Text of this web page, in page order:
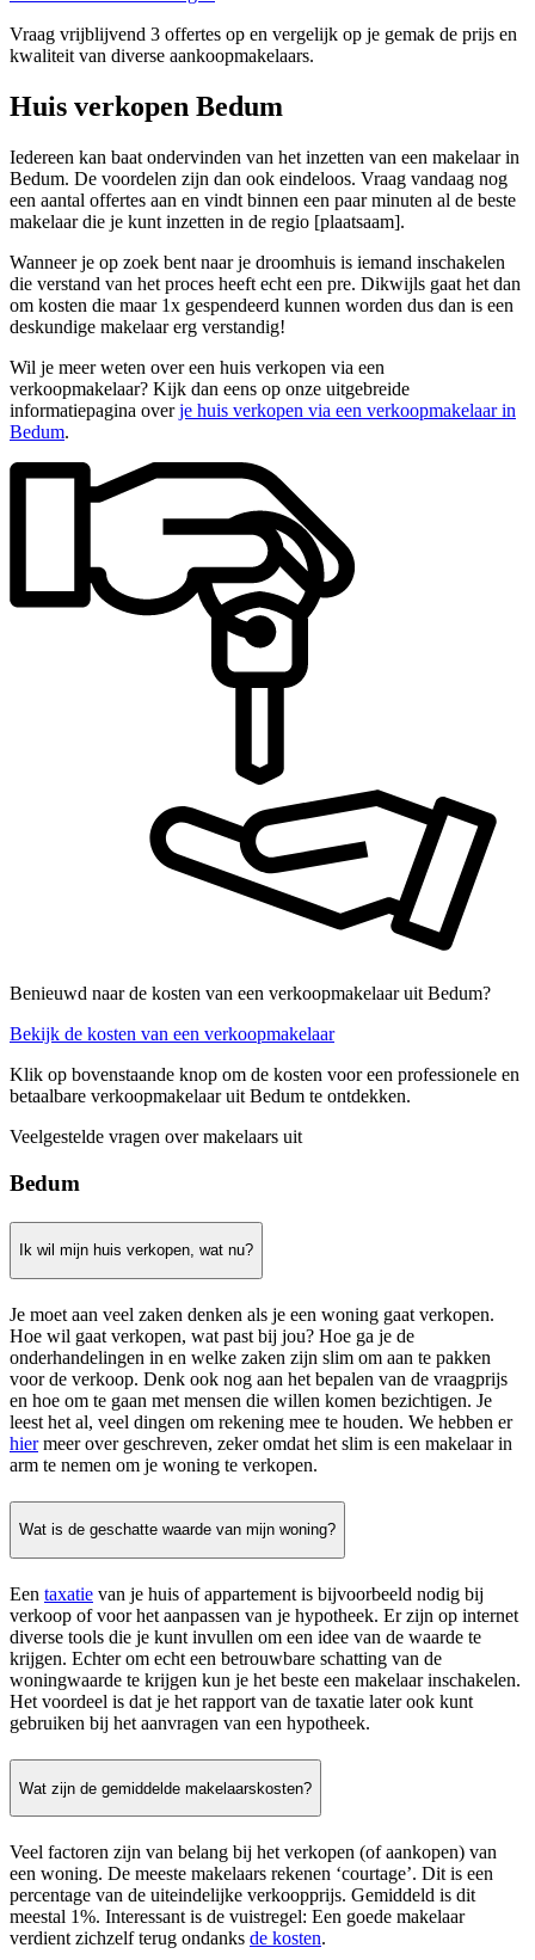
Vraag vrijblijvend 3 offertes op en vergelijk op je gemak de prijs en
kwaliteit van diverse aankoopmakelaars.
Huis verkopen Bedum
Iedereen kan baat ondervinden van het inzetten van een makelaar in
Bedum. De voordelen zijn dan ook eindeloos. Vraag vandaag nog
een aantal offertes aan en vindt binnen een paar minuten al de beste
makelaar die je kunt inzetten in de regio [plaatsaam].
Wanneer je op zoek bent naar je droomhuis is iemand inschakelen
die verstand van het proces heeft echt een pre. Dikwijls gaat het dan
om kosten die maar 1x gespendeerd kunnen worden dus dan is een
deskundige makelaar erg verstandig!
Wil je meer weten over een huis verkopen via een
verkoopmakelaar? Kijk dan eens op onze uitgebreide
informatiepagina overje huis verkopen via een verkoopmakelaar in
Bedum.
Benieuwd naar de kosten van een verkoopmakelaar uit Bedum?
Bekijk de kosten van een verkoopmakelaar
Klik op bovenstaande knop om de kosten voor een professionele en
betaalbare verkoopmakelaar uit Bedum te ontdekken.
Veelgestelde vragen over makelaars uit
Bedum
Ik wil mijn huis verkopen, wat nu?
Je moet aan veel zaken denken als je een woning gaat verkopen.
Hoe wil gaat verkopen, wat past bij jou? Hoe ga je de
onderhandelingen in en welke zaken zijn slim om aan te pakken
voor de verkoop. Denk ook nog aan het bepalen van de vraagprijs
en hoe om te gaan met mensen die willen komen bezichtigen. Je
leest het al, veel dingen om rekening mee te houden. We hebben er
hiermeer over geschreven, zeker omdat het slim is een makelaar in
arm te nemen om je woning te verkopen.
Wat is de geschatte waarde van mijn woning?
Een taxatie van je huis of appartement is bijvoorbeeld nodig bij
verkoop of voor het aanpassen van je hypotheek. Er zijn op internet
diverse tools die je kunt invullen om een idee van de waarde te
krijgen. Echter om echt een betrouwbare schatting van de
woningwaarde te krijgen kun je het beste een makelaar inschakelen.
Het voordeel is dat je het rapport van de taxatie later ook kunt
gebruiken bij het aanvragen van een hypotheek.
Wat zijn de gemiddelde makelaarskosten?
Veel factoren zijn van belang bij het verkopen (of aankopen) van
een woning. De meeste makelaars rekenen ‘courtage’. Dit is een
percentage van de uiteindelijke verkoopprijs. Gemiddeld is dit
meestal 1%. Interessant is de vuistregel: Een goede makelaar
verdient zichzelf terug ondanks de kosten.